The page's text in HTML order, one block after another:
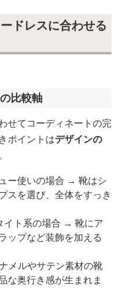
ドレスに合わせる
比較軸
せてコーディネートの完
ポイントはデザインの
ー使いの場合 → 靴はシ
スを選び、全体をすっき
イト系の場合 → 靴にア
ップなど装飾を加える
メルやサテン素材の靴
な奥行き感が生まれま